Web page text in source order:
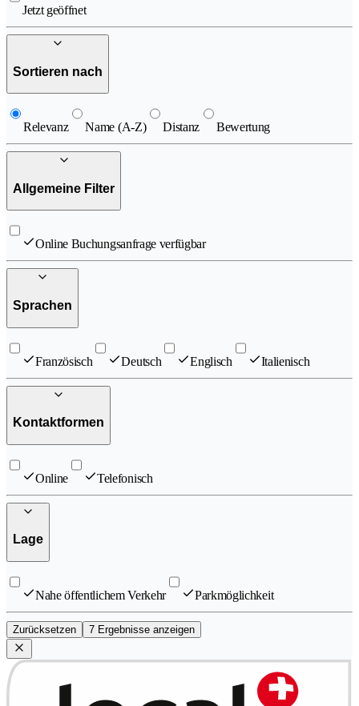
Jetzt geöffnet
Sortieren nach
Relevanz Name (A-Z) Distanz Bewertung
Allgemeine Filter
Online Buchungsanfrage verfügbar
Sprachen
Französisch Deutsch Englisch Italienisch
Kontaktformen
Online Telefonisch
Lage
Nahe öffentlichem Verkehr Parkmöglichkeit
Zurücksetzen 7 Ergebnisse anzeigen